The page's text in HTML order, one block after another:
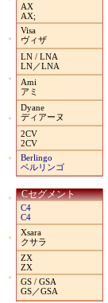
AX
AX;
Visa
ヴィザ
LN / LNA
LN／LNA
Ami
アミ
Dyane
ディアーヌ
2CV
2CV
Berlingo
ベルリンゴ
Cセグメント
C4
C4
Xsara
クサラ
ZX
ZX
GS / GSA
GS／GSA